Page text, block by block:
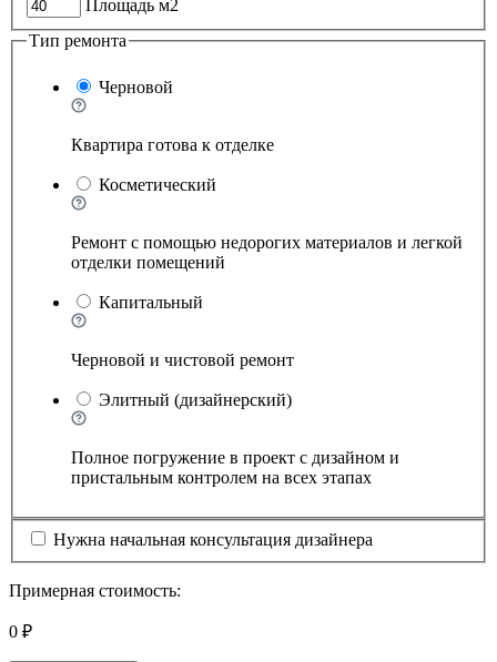
Площадь м2
Тип ремонта
Черновой
Квартира готова к отделке
Косметический
Ремонт с помощью недорогих материалов и легкой
отделки помещений
Капитальный
Черновой и чистовой ремонт
Элитный (дизайнерский)
Полное погружение в проект с дизайном и
пристальным контролем на всех этапах
Нужна начальная консультация дизайнера
Примерная стоимость:
0 ₽